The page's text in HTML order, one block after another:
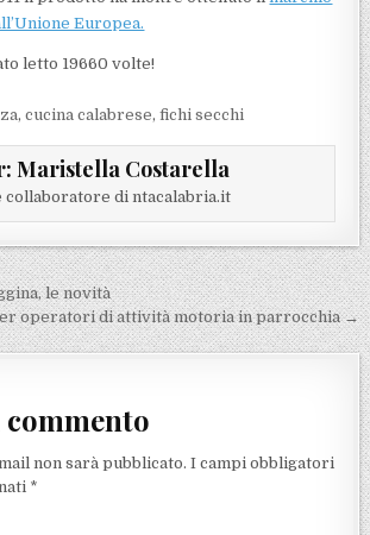
Europea.
letto 19660 volte!
,cucina calabrese,fichi secchi
Maristella Costarella
collaboratore di ntacalabria.it
articoli
le novità
operatori di attività motoria in parrocchia →
non sarà pubblicato. I campi obbligatori
*